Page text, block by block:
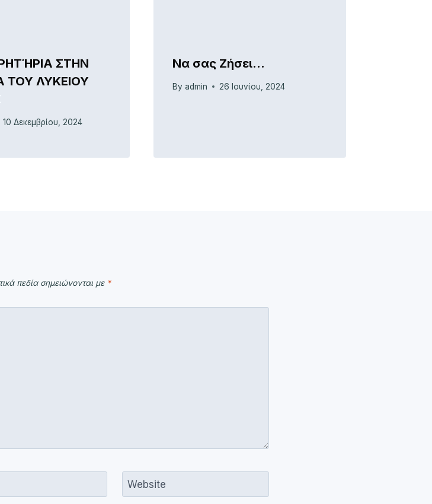
ΣΤΗΝ
ΛΥΚΕΙΟΥ
10 Δεκεμβρίου, 2024
Να σας Ζήσει…
By admin 26 Ιουνίου, 2024
πεδία σημειώνονται με *
Website